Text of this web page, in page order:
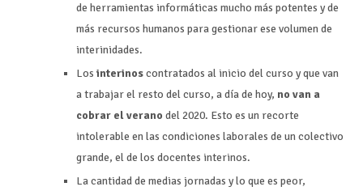
de herramientas informáticas mucho más potentes y de
más recursos humanos para gestionar ese volumen de
interinidades.
Losinterinoscontratados al inicio del curso y que van
a trabajar el resto del curso, a día de hoy, no van a
cobrar el verano del 2020. Esto es un recorte
intolerable en las condiciones laborales de un colectivo
grande, el de los docentes interinos.
La cantidad de medias jornadas y lo que es peor,